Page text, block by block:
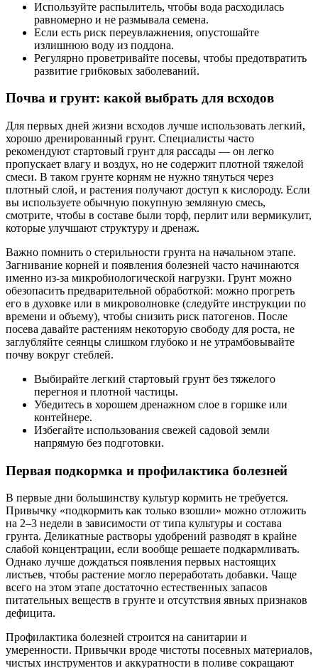
Используйте распылитель, чтобы вода расходилась
равномерно и не размывала семена.
Если есть риск переувлажнения, опустошайте
излишнюю воду из поддона.
Регулярно проветривайте посевы, чтобы предотвратить
развитие грибковых заболеваний.
Почва и грунт: какой выбрать для всходов
Для первых дней жизни всходов лучше использовать легкий,
хорошо дренированный грунт. Специалисты часто
рекомендуют стартовый грунт для рассады — он легко
пропускает влагу и воздух, но не содержит плотной тяжелой
смеси. В таком грунте корням не нужно тянуться через
плотный слой, и растения получают доступ к кислороду. Если
вы используете обычную покупную земляную смесь,
смотрите, чтобы в составе были торф, перлит или вермикулит,
которые улучшают структуру и дренаж.
Важно помнить о стерильности грунта на начальном этапе.
Загнивание корней и появления болезней часто начинаются
именно из-за микробиологической нагрузки. Грунт можно
обезопасить предварительной обработкой: можно прогреть
его в духовке или в микроволновке (следуйте инструкции по
времени и объему), чтобы снизить риск патогенов. После
посева давайте растениям некоторую свободу для роста, не
заглубляйте сеянцы слишком глубоко и не утрамбовывайте
почву вокруг стеблей.
Выбирайте легкий стартовый грунт без тяжелого
перегноя и плотной частицы.
Убедитесь в хорошем дренажном слое в горшке или
контейнере.
Избегайте использования свежей садовой земли
напрямую без подготовки.
Первая подкормка и профилактика болезней
В первые дни большинству культур кормить не требуется.
Привычку «подкормить как только взошли» можно отложить
на 2–3 недели в зависимости от типа культуры и состава
грунта. Деликатные растворы удобрений разводят в крайне
слабой концентрации, если вообще решаете подкармливать.
Однако лучше дождаться появления первых настоящих
листьев, чтобы растение могло переработать добавки. Чаще
всего на этом этапе достаточно естественных запасов
питательных веществ в грунте и отсутствия явных признаков
дефицита.
Профилактика болезней строится на санитарии и
умеренности. Привычки вроде чистоты посевных материалов,
чистых инструментов и аккуратности в поливе сокращают